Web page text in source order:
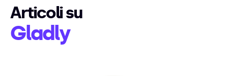
Articoli su
Gladly